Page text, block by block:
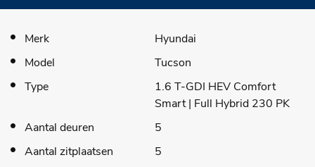
Merk
Hyundai
Model
Tucson
Type
1.6 T-GDI HEV Comfort
Smart | Full Hybrid 230 PK
Aantal deuren
5
Aantal zitplaatsen
5